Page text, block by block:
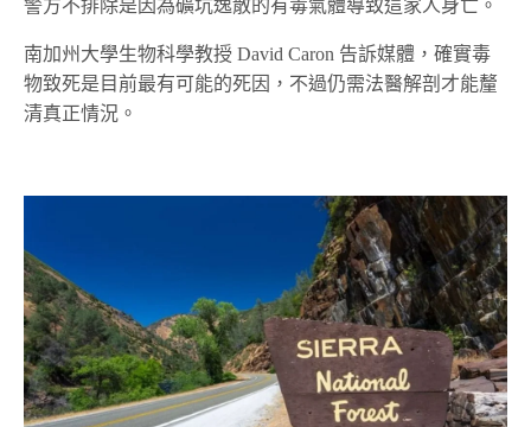
警方不排除是因為礦坑逸散的有毒氣體導致這家人身亡。
南加州大學生物科學教授 David Caron 告訴媒體，確實毒
物致死是目前最有可能的死因，不過仍需法醫解剖才能釐
清真正情況。